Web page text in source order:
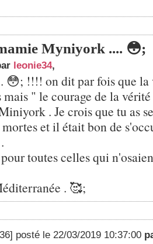
Myniyork .... 😳;
leonie34,
😳; !!!! on dit par fois que la
mais " le courage de la
. Je crois que tu as
et il était bon de
toutes celles qui
. 🥰;
posté le 22/03/2019 10:37:00